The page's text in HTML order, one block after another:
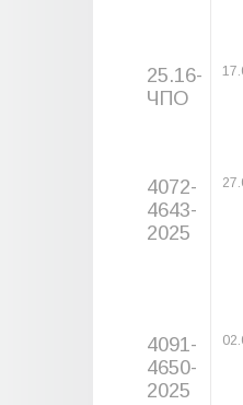
25.16-
ЧПО
4072-
4643-
2025
4091-
4650-
2025